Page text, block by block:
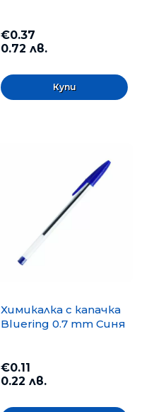
€0.37
0.72 лв.
Химикалка с капачка
Bluering 0.7 mm Синя
€0.11
0.22 лв.